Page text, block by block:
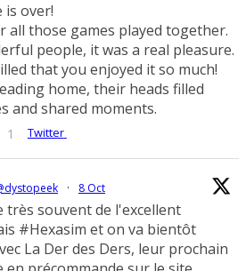
is over!
all those games played together.
people, it was a real pleasure.
that you enjoyed it so much!
home, their heads filled
and shared moments.
1 Twitter
· 8 Oct
très souvent de l'excellent
#Hexasim et on va bientôt
La Der des Ders, leur prochain